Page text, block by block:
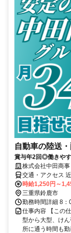
自動車の陸送
賞与年2回◎働きや
株式会社中田商
交通・アクセス
「白子駅」より車
時給1,250円～
三重県鈴鹿市
勤務時間詳細 8
仕事内容 【この
型から大型、け
所に通う時間も